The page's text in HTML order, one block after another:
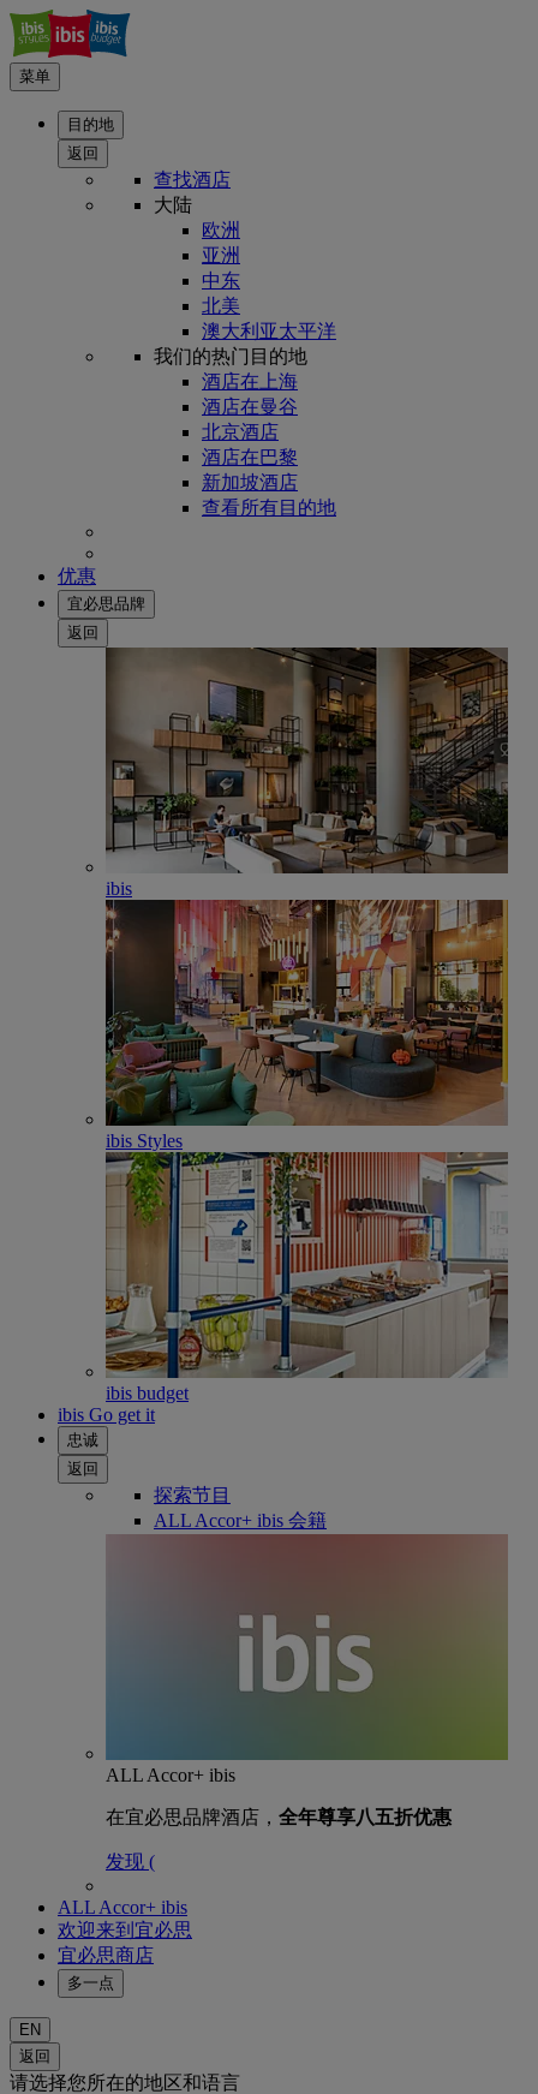
菜单
目的地
返回
查找酒店
大陆
欧洲
亚洲
中东
北美
澳大利亚太平洋
我们的热门目的地
酒店在上海
酒店在曼谷
北京酒店
酒店在巴黎
新加坡酒店
查看所有目的地
优惠
宜必思品牌
返回
ibis
ibis Styles
ibis budget
ibis Go get it
忠诚
返回
探索节目
ALL Accor+ ibis 会籍
ALL Accor+ ibis
在宜必思品牌酒店， 全年尊享八五折优惠
发现 (
ALL Accor+ ibis
欢迎来到宜必思
宜必思商店
多一点
EN
返回
请选择您所在的地区和语言